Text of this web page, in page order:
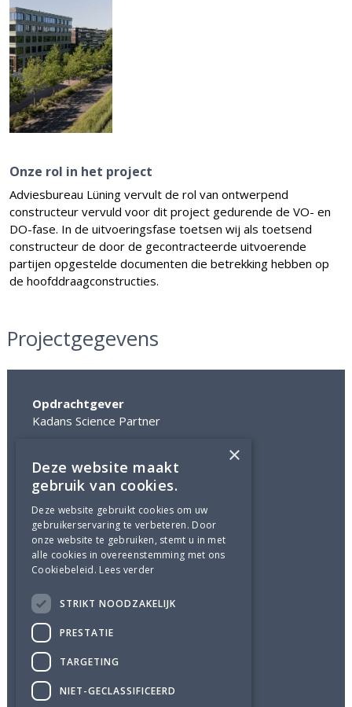
Onze rol in het project
Adviesbureau Lüning vervult de rol van ontwerpend
constructeur vervuld voor dit project gedurende de VO- en
DO-fase. In de uitvoeringsfase toetsen wij als toetsend
constructeur de door de gecontracteerde uitvoerende
partijen opgestelde documenten die betrekking hebben op
de hoofddraagconstructies.
Projectgegevens
Opdrachtgever
Kadans Science Partner
Proof of the Sum
Constructeur houtconstructie
Adviesbureau Lüning
Aannemer
Status
Opgeleverd november 2025
Foto's
© Marcel IJzerman
×
Deze website maakt
gebruik van cookies.
Deze website gebruikt cookies om uw
gebruikerservaring te verbeteren. Door
onze website te gebruiken, stemt u in met
alle cookies in overeenstemming met ons
Cookiebeleid. Lees verder
STRIKT NOODZAKELIJK
PRESTATIE
TARGETING
NIET-GECLASSIFICEERD